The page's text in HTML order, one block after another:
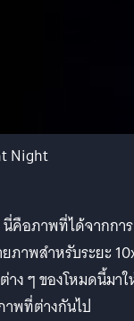
Night
นี่คือภาพที่ได้จากการ
ภาพสำหรับระยะ
าง ๆ ของโหมดนี้มา
าพที่ต่างกันไป